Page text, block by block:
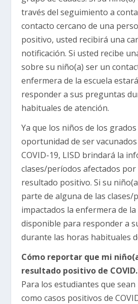
través del seguimiento a
contacto cercano de una
positivo, usted recibirá una
notificación. Si usted recibe
sobre su niño(a) ser un
enfermera de la escuela
responder a sus preguntas
habituales de atención.
Ya que los niños de los grados
oportunidad de ser
COVID-19, LISD brindará la
clases/períodos afectados
resultado positivo. Si su
parte de alguna de las clases/
impactados la enfermera de
disponible para responder a
durante las horas habituales
Cómo reportar que mi
resultado positivo de
Para los estudiantes que
como casos positivos de